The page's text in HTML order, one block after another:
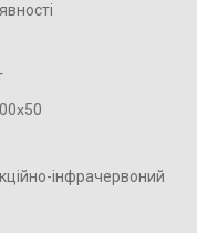
інфрачервоний